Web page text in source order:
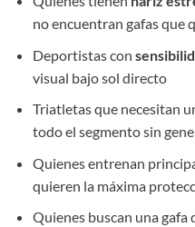
no encuentran gafas que
Deportistas con
visual bajo sol directo
Triatletas que necesitan
todo el segmento sin
Quienes entrenan
quieren la máxima
Quienes buscan una gafa